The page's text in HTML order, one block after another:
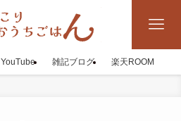
YouTube 雑記ブログ 楽天ROOM